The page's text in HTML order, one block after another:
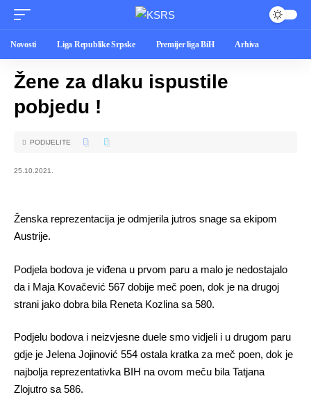
Novosti Liga Republike Srpske Premijer liga BiH Arhiva
Žene za dlaku ispustile
pobjedu !
25.10.2021.
PODIJELITE
Ženska reprezentacija je odmjerila jutros snage sa ekipom
Austrije.
Podjela bodova je viđena u prvom paru a malo je nedostajalo
da i Maja Kovačević 567 dobije meč poen, dok je na drugoj
strani jako dobra bila Reneta Kozlina sa 580.
Podjelu bodova i neizvjesne duele smo vidjeli i u drugom paru
gdje je Jelena Jojinović 554 ostala kratka za meč poen, dok je
najbolja reprezentativka BIH na ovom meču bila Tatjana
Zlojutro sa 586.